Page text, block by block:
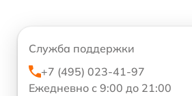
Служба поддержки
+7 (495) 023-41-97
Ежедневно с 9:00 до 21:00